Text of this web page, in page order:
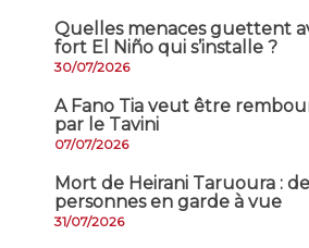
Quelles menaces guettent
fort El Niño qui s’installe ?
30/07/2026
A Fano Tia veut être
par le Tavini
07/07/2026
Mort de Heirani Taruoura :
personnes en garde à vue
31/07/2026